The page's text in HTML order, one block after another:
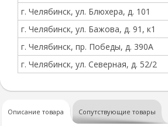
г. Челябинск, ул. Блюхера, д. 101
г. Челябинск, ул. Бажова, д. 91, к1
г. Челябинск, пр. Победы, д. 390А
г. Челябинск, ул. Северная, д. 52/2
Описание товара Сопутствующие товары